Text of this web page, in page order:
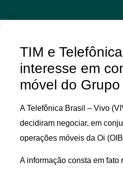
TIM e
interesse em
móvel do Grupo
A Telefônica Brasil – Vivo
decidiram negociar, em
operações móveis da Oi
A informação consta em